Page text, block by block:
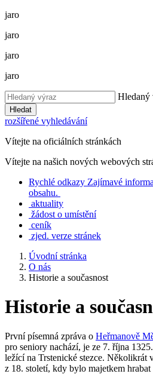
jaro
jaro
jaro
jaro
Hledaný
Hledat
rozšířené vyhledávání
Vítejte na oficiálních stránkách
Vítejte na našich nových webových
Rychlé odkazy Zajímavé
obsahu.
aktuality
žádost o umístění
ceník
zjed. verze stránek
Úvodní stránka
O nás
Historie a současnost
Historie a
První písemná zpráva o Heřmanově
pro seniory nachází, je ze 7. října
ležící na Trstenické stezce. Několikrát
z 18. století, kdy bylo majetkem hrabat